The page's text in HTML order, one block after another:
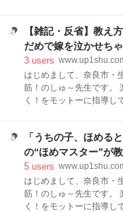
がかなり低下しました
た。100記事もみえてき
ブログはいくらでも書き
追加しました(*^^*) 晴れ
り 赤ちゃんが生まれて
明寺天満宮へお宮参りに
定でしたが、雨で延期に
満宮にお宮参りへ行って
れ☀️&人はスッカスカ😅 3
～先生＠ブログ村ラン
年5月23日
【雑記・反省】教え
だめで嫁を泣かせち
～先生｜奈良・生駒の
3 users
はじめまして、奈良市・
筋！のしゅ～先生です。
く！をモットーに指導し
の中、元気に指導へ行
家庭教師 のご家庭様か
ありがとう ございます😄
です！ pic.twitter.com/
先生＠ブログ村ランキン
5月18日 本当にありがと
「うちの子、ほめる
の“ほめマスター”が
存版】 - 家庭教師歴
約
5 users
はじめまして、奈良市・
筋！のしゅ～先生です。
く！をモットーに指導し